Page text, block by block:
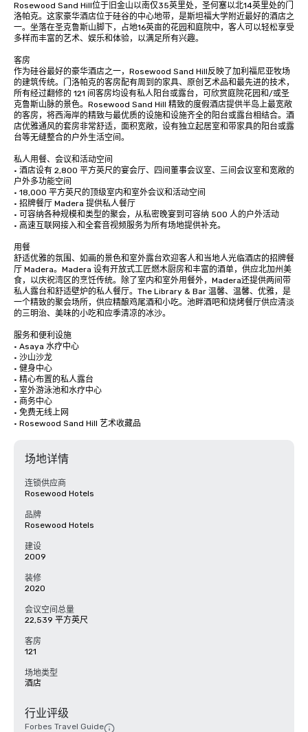
Rosewood Sand Hill位于旧金山以南仅35英里处，圣何塞以北14英里处的门
洛帕克。这家豪华酒店位于硅谷的中心地带，是斯坦福大学附近最好的酒店之
一。坐落在圣克鲁斯山脚下，占地16英亩的花园和庭院中，客人可以轻松享受
多样而丰富的艺术、娱乐和体验，以满足所有兴趣。
客房
作为硅谷最好的豪华酒店之一，Rosewood Sand Hill反映了加利福尼亚牧场
的建筑传统。门洛帕克的客房配有周到的家具、原创艺术品和最先进的技术，
所有经过翻修的 121 间客房均设有私人阳台或露台，可欣赏庭院花园和/或圣
克鲁斯山脉的景色。Rosewood Sand Hill 精致的度假酒店提供半岛上最宽敞
的客房，将西海岸的精致与最优质的设施和设施齐全的阳台或露台相结合。酒
店优雅通风的套房非常舒适，面积宽敞，设有独立起居室和带家具的阳台或露
台等无缝整合的户外生活空间。
私人用餐、会议和活动空间
· 酒店设有 2,800 平方英尺的宴会厅、四间董事会议室、三间会议室和宽敞的
户外多功能空间
· 18,000 平方英尺的顶级室内和室外会议和活动空间
· 招牌餐厅 Madera 提供私人餐厅
· 可容纳各种规模和类型的聚会，从私密晚宴到可容纳 500 人的户外活动
· 高速互联网接入和全套音视频服务为所有场地提供补充。
用餐
舒适优雅的氛围、如画的景色和室外露台欢迎客人和当地人光临酒店的招牌餐
厅 Madera。Madera 设有开放式工匠燃木厨房和丰富的酒单，供应北加州美
食，以庆祝湾区的烹饪传统。除了室内和室外用餐外，Madera还提供两间带
私人露台和舒适壁炉的私人餐厅。The Library & Bar 温馨、温馨、优雅，是
一个精致的聚会场所，供应精酿鸡尾酒和小吃。池畔酒吧和烧烤餐厅供应清淡
的三明治、美味的小吃和应季清凉的冰沙。
服务和便利设施
· Asaya 水疗中心
· 沙山沙龙
· 健身中心
· 精心布置的私人露台
· 室外游泳池和水疗中心
· 商务中心
· 免费无线上网
· Rosewood Sand Hill 艺术收藏品
场地详情
连锁供应商
Rosewood Hotels
品牌
Rosewood Hotels
建设
2009
装修
2020
会议空间总量
22,539 平方英尺
客房
121
场地类型
酒店
行业评级
Forbes Travel Guide